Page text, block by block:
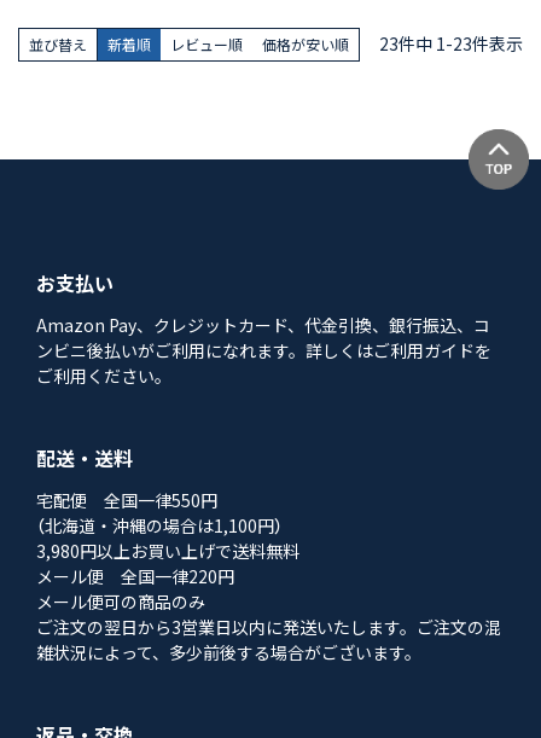
並び替え 新着順 レビュー順 価格が安い順 23件中 1-23件表示
お支払い
Amazon Pay、クレジットカード、代金引換、銀行振込、コ
ンビニ後払いがご利用になれます。詳しくはご利用ガイドを
ご利用ください。
配送・送料
宅配便 全国一律550円
（北海道・沖縄の場合は1,100円）
3,980円以上お買い上げで送料無料
メール便 全国一律220円
メール便可の商品のみ
ご注文の翌日から3営業日以内に発送いたします。ご注文の混
雑状況によって、多少前後する場合がございます。